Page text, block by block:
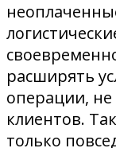
расширять
операции,
клиентов.
только